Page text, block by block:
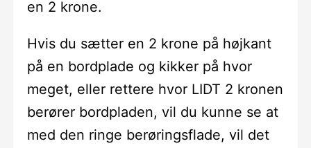
en 2 krone.
Hvis du sætter en 2 krone på højkant
på en bordplade og kikker på hvor
meget, eller rettere hvor LIDT 2 kronen
berører bordpladen, vil du kunne se at
med den ringe berøringsflade, vil det